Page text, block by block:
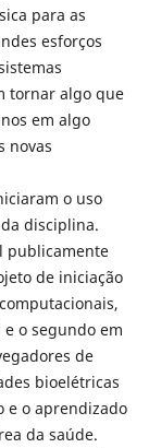
para as
esforços
tornar algo que
em algo
novas
o uso
disciplina.
publicamente
de iniciação
o segundo em
de
bioelétricas
e o aprendizado
da saúde.